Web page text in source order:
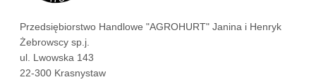
Przedsiębiorstwo Handlowe "AGROHURT" Janina i Henryk
Żebrowscy sp.j.
ul. Lwowska 143
22-300 Krasnystaw